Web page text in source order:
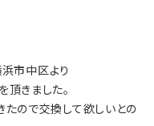
市中区より
きました。
たので交換して欲しいとの